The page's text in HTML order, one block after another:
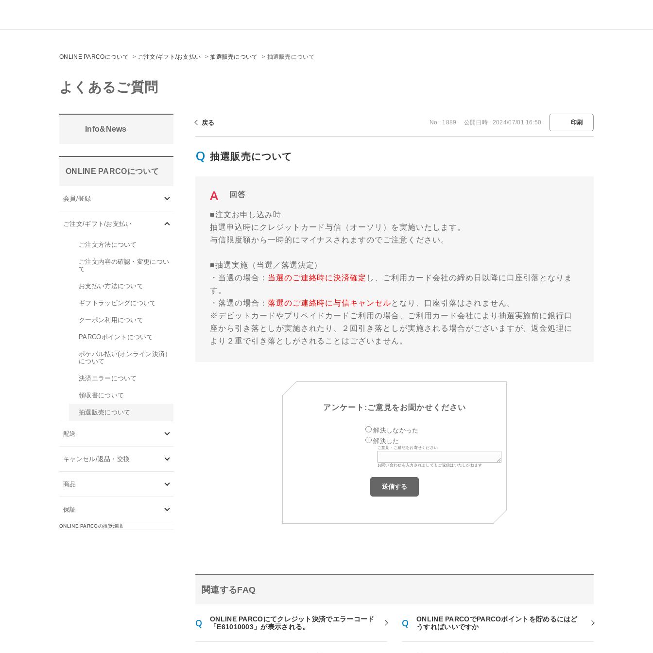
ONLINE PARCOについて > ご注文/ギフト/お支払い >抽選販売について > 抽選販売について
よくあるご質問
Info&News
ONLINE PARCOについて
会員/登録
ご注文/ギフト/お支払い
ご注文方法について
ご注文内容の確認・変更につい
て
お支払い方法について
ギフトラッピングについて
クーポン利用について
PARCOポイントについて
ポケパル払い(オンライン決済）
について
決済エラーについて
領収書について
抽選販売について
配送
キャンセル/返品・交換
商品
保証
ONLINE PARCOの推奨環境
戻る No : 1889 公開日時 : 2024/07/01 16:50 印刷
抽選販売について
回答
■注文お申し込み時
抽選申込時にクレジットカード与信（オーソリ）を実施いたします。
与信限度額から一時的にマイナスされますのでご注意ください。
■抽選実施（当選／落選決定）
・当選の場合： 当選のご連絡時に決済確定 し、ご利用カード会社の締め日以降に口座引落となりま
す。
・落選の場合： 落選のご連絡時に与信キャンセル となり、口座引落はされません。
※デビットカードやプリペイドカードご利用の場合、ご利用カード会社により抽選実施前に銀行口
座から引き落としが実施されたり、２回引き落としが実施される場合がございますが、返金処理に
より２重で引き落としがされることはございません。
アンケート:ご意見をお聞かせください
解決しなかった
解決した
ご意見・ご感想をお寄せください
お問い合わせを入力されましてもご返信はいたしかねます
関連するFAQ
ONLINE PARCOにてクレジット決済でエラーコード
「E61010003」が表示される。
ONLINE PARCOでPARCOポイントを貯めるにはど
うすればいいですか